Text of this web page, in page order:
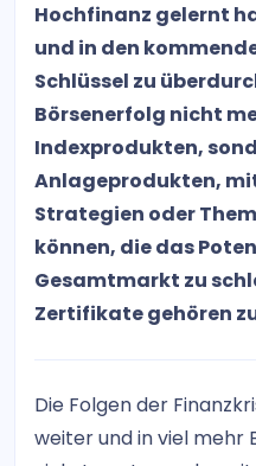
Hochfinanz gelernt
und in den
Schlüssel zu
Börsenerfolg nicht
Indexprodukten,
Anlageprodukten,
Strategien oder
können, die das
Gesamtmarkt zu
Zertifikate gehören
Die Folgen der
weiter und in viel mehr